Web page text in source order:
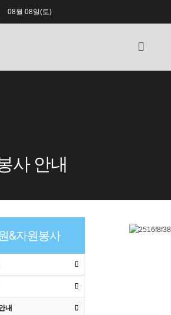
08월 08일(토)
사 안내
&자원봉사
내